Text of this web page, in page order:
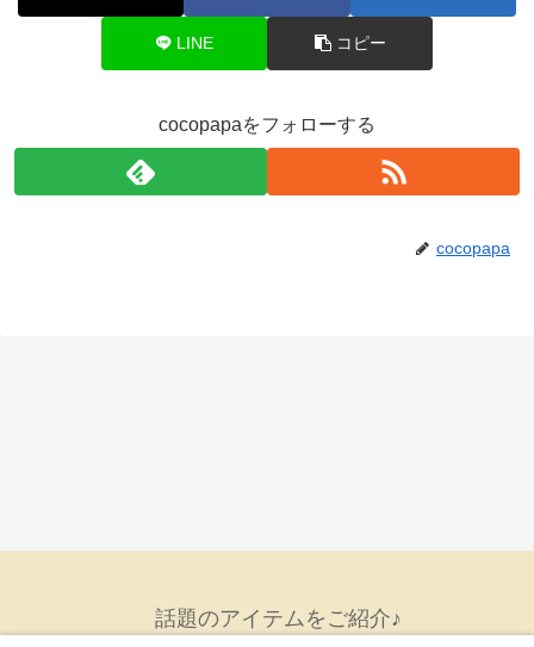
LINE コピー
cocopapaをフォローする
cocopapa
話題のアイテムをご紹介♪